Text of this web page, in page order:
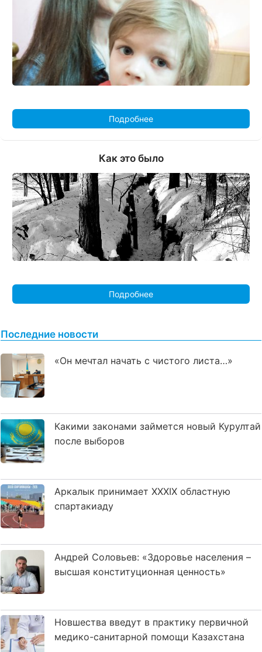
Подробнее
Как это было
Подробнее
Последние новости
«Он мечтал начать с чистого листа…»
Какими законами займется новый Курултай
после выборов
Аркалык принимает XXXIX областную
спартакиаду
Андрей Соловьев: «Здоровье населения –
высшая конституционная ценность»
Новшества введут в практику первичной
медико-санитарной помощи Казахстана